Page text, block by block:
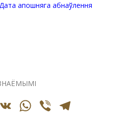
апошняга абнаўлення
X VK WhatsApp
Viber